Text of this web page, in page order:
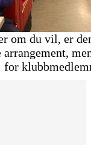
om du vil, er
for